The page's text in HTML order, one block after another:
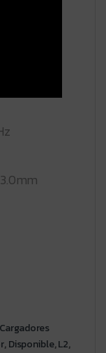
Cargadores
,Disponible,L2,